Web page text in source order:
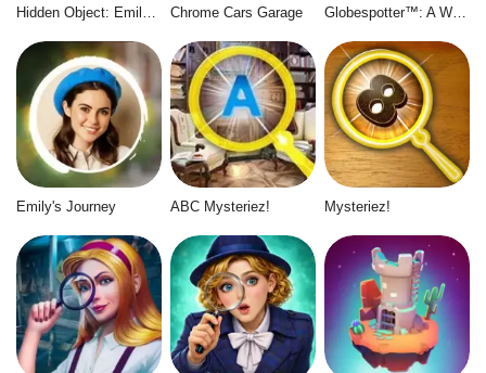
Hidden Object: Emily's Case Chrome Cars Garage Globespotter™: A World of Difference™
Emily's Journey ABC Mysteriez! Mysteriez!